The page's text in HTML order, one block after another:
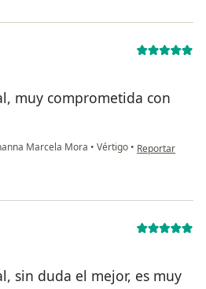
muy comprometida con
Marcela Mora • Vértigo • en opinión del
Reportar
sin duda el mejor, es muy